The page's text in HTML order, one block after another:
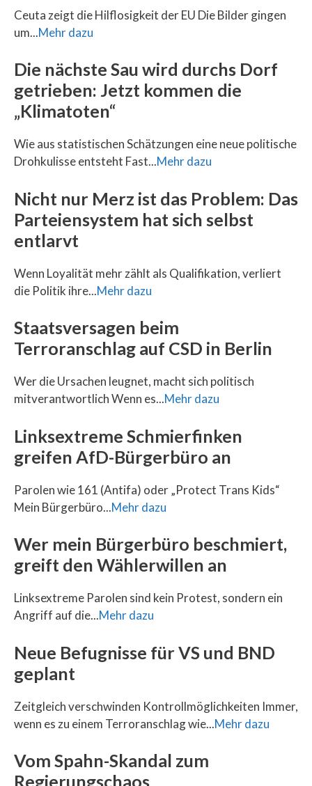
Ceuta zeigt die Hilflosigkeit der EU Die Bilder gingen
um...Mehr dazu
Die nächste Sau wird durchs Dorf
getrieben: Jetzt kommen die
„Klimatoten“
Wie aus statistischen Schätzungen eine neue politische
Drohkulisse entsteht Fast...Mehr dazu
Nicht nur Merz ist das Problem: Das
Parteiensystem hat sich selbst
entlarvt
Wenn Loyalität mehr zählt als Qualifikation, verliert
die Politik ihre...Mehr dazu
Staatsversagen beim
Terroranschlag auf CSD in Berlin
Wer die Ursachen leugnet, macht sich politisch
mitverantwortlich Wenn es...Mehr dazu
Linksextreme Schmierfinken
greifen AfD-Bürgerbüro an
Parolen wie 161 (Antifa) oder „Protect Trans Kids“
Mein Bürgerbüro...Mehr dazu
Wer mein Bürgerbüro beschmiert,
greift den Wählerwillen an
Linksextreme Parolen sind kein Protest, sondern ein
Angriff auf die...Mehr dazu
Neue Befugnisse für VS und BND
geplant
Zeitgleich verschwinden Kontrollmöglichkeiten Immer,
wenn es zu einem Terroranschlag wie...Mehr dazu
Vom Spahn-Skandal zum
Regierungschaos